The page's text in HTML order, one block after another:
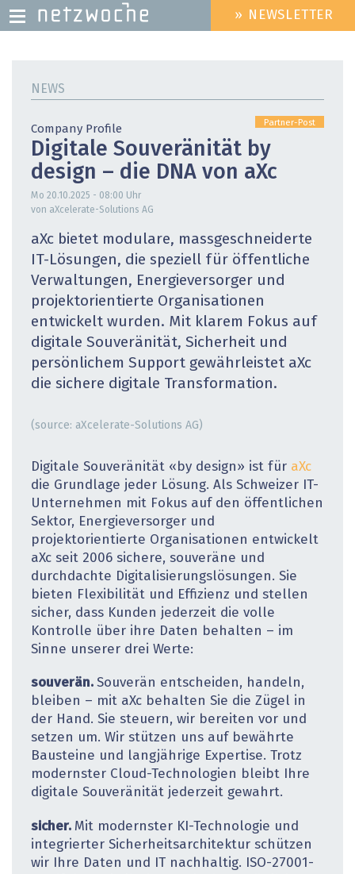
Inhalt
HEADER
MENU
» NEWSLETTER
NEWS
Partner-Post
Company Profile
Digitale Souveränität by
design – die DNA von aXc
Mo 20.10.2025 - 08:00 Uhr
von aXcelerate-Solutions AG
aXc bietet modulare, massgeschneiderte
IT-Lösungen, die speziell für öffentliche
Verwaltungen, Energieversorger und
projektorientierte Organisationen
entwickelt wurden. Mit klarem Fokus auf
digitale Souveränität, Sicherheit und
persönlichem Support gewährleistet aXc
die sichere digitale Transformation.
(source: aXcelerate-Solutions AG)
Digitale Souveränität «by design» ist für aXc
die Grundlage jeder Lösung. Als Schweizer IT-
Unternehmen mit Fokus auf den öffentlichen
Sektor, Energieversorger und
projektorientierte Organisa­tionen entwickelt
aXc seit 2006 sichere, souveräne und
durchdachte Digitalisierungslösungen. Sie
bieten Flexibilität und Effizienz und stellen
sicher, dass Kunden jederzeit die volle
Kontrolle über ihre Daten behalten – im
Sinne unserer drei Werte:
souverän. Souverän entscheiden, handeln,
bleiben – mit aXc behalten Sie die Zügel in
der Hand. Sie steuern, wir bereiten vor und
setzen um. Wir stützen uns auf bewährte
Bausteine und langjährige Expertise. Trotz
modernster Cloud-Technologien bleibt Ihre
digitale Souveränität jederzeit gewahrt.
sicher. Mit modernster KI-Technologie und
integrierter Sicherheitsarchitektur schützen
wir Ihre Daten und IT nachhaltig. ISO-27001-